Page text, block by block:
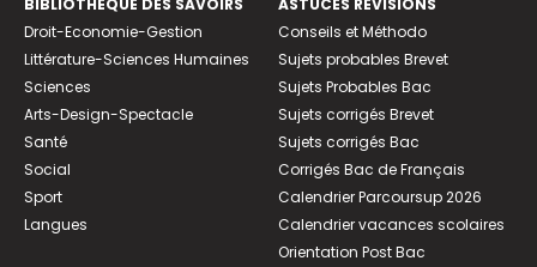
Droit-Economie-Gestion
Littérature-Sciences Humaines
Sciences
Arts-Design-Spectacle
Santé
Social
Sport
Langues
Conseils et Méthodo
Sujets probables Brevet
Sujets Probables Bac
Sujets corrigés Brevet
Sujets corrigés Bac
Corrigés Bac de Français
Calendrier Parcoursup 2026
Calendrier vacances scolaires
Orientation Post Bac